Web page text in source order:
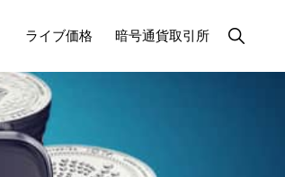
ライブ価格 暗号通貨取引所 検
索
表